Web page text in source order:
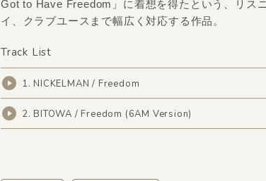
Got to Have Freedom」に着想を得たという、リス
イ、クラブユースまで幅広く対応する作品。
Track List
1. NICKELMAN / Freedom
2. BITOWA / Freedom (6AM Version)